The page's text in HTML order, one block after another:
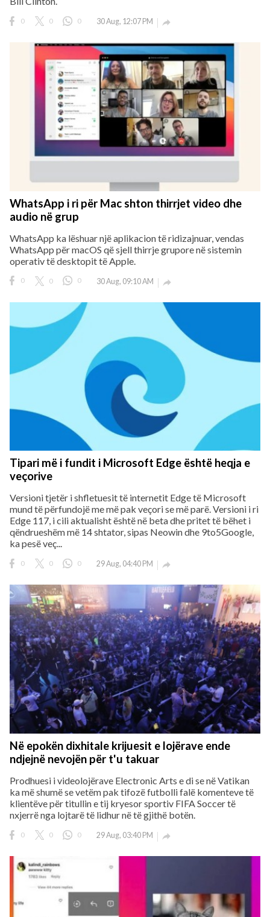
0 0 0 30 Aug, 12:07 PM 
WhatsApp i ri për Mac shton thirrjet video dhe
audio në grup
WhatsApp ka lëshuar një aplikacion të ridizajnuar, vendas
WhatsApp për macOS që sjell thirrje grupore në sistemin
operativ të desktopit të Apple.
0 0 0 30 Aug, 09:10 AM 
Tipari më i fundit i Microsoft Edge është heqja e
veçorive
Versioni tjetër i shfletuesit të internetit Edge të Microsoft
mund të përfundojë me më pak veçori se më parë. Versioni i ri
Edge 117, i cili aktualisht është në beta dhe pritet të bëhet i
qëndrueshëm më 14 shtator, sipas Neowin dhe 9to5Google,
ka pesë veç...
0 0 0 29 Aug, 04:40 PM 
Në epokën dixhitale krijuesit e lojërave ende
ndjejnë nevojën për t'u takuar
Prodhuesi i videolojërave Electronic Arts e di se në Vatikan
ka më shumë se vetëm pak tifozë futbolli falë komenteve të
klientëve për titullin e tij kryesor sportiv FIFA Soccer të
nxjerrë nga lojtarë të lidhur në të gjithë botën.
0 0 0 29 Aug, 03:40 PM 